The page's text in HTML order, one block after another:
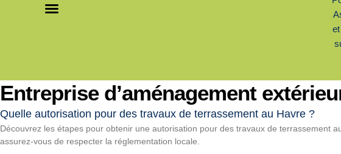
Entreprise d’aménagement
Quelle autorisation pour des travaux de terrassement au Havre ?
Découvrez les étapes pour obtenir une autorisation pour des travaux de terrassement
assurez-vous de respecter la réglementation locale.